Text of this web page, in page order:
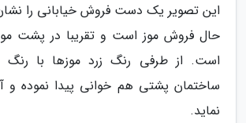
این تصویر یک دست فروش خیابانی را
حال فروش موز است و تقریبا در پشت
است. از طرفی رنگ زرد موزها با رنگ
ساختمان پشتی هم خوانی پیدا نموده و
نماید.